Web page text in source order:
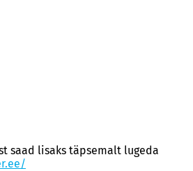
saad lisaks täpsemalt lugeda